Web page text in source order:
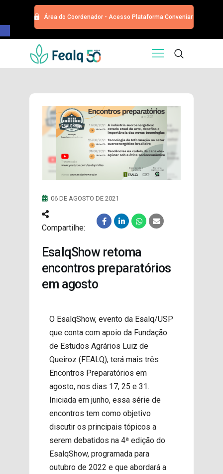
Barra de Ferramentas Aberta
Área do Coordenador - Acesso Plataforma Conveniar
HOME
EDITORA
PROGRAMA DE APOIOS
TRABALHE CONOSCO
CONTATO
ESPECIALIZAÇÕES USP
DOAÇÕES PARA
PROJETOS
06 DE AGOSTO DE 2021
Compartilhe:
EsalqShow retoma
encontros preparatórios
em agosto
O EsalqShow, evento da Esalq/USP
que conta com apoio da Fundação
de Estudos Agrários Luiz de
Queiroz (FEALQ), terá mais três
Encontros Preparatórios em
agosto, nos dias 17, 25 e 31.
Iniciada em junho, essa série de
encontros tem como objetivo
discutir os principais tópicos a
serem debatidos na 4ª edição do
EsalqShow, programada para
outubro de 2022 e que abordará a